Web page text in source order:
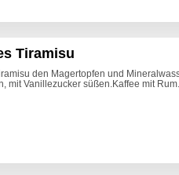
Tiramisu
den Magertopfen und
mit Vanillezucker süßen.Kaffee mit Rum...